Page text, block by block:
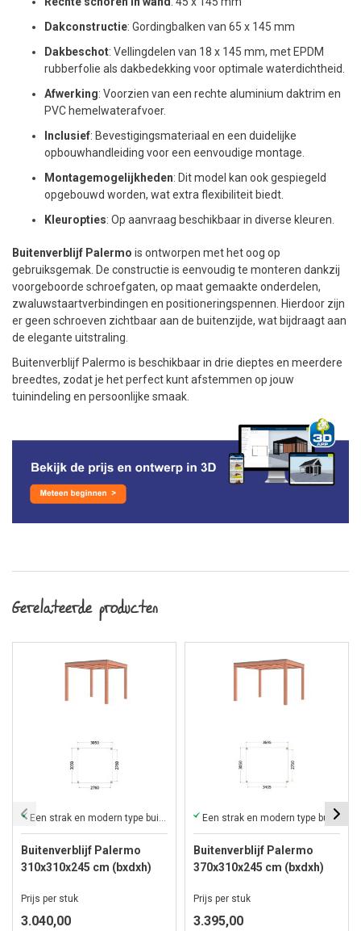
Dakconstructie: Gordingbalken van 65 x 145 mm
Dakbeschot: Vellingdelen van 18 x 145 mm, met EPDM
rubberfolie als dakbedekking voor optimale waterdichtheid.
Afwerking: Voorzien van een rechte aluminium daktrim en
PVC hemelwaterafvoer.
Inclusief: Bevestigingsmateriaal en een duidelijke
opbouwhandleiding voor een eenvoudige montage.
Montagemogelijkheden: Dit model kan ook gespiegeld
opgebouwd worden, wat extra flexibiliteit biedt.
Kleuropties: Op aanvraag beschikbaar in diverse kleuren.
Buitenverblijf Palermo is ontworpen met het oog op
gebruiksgemak. De constructie is eenvoudig te monteren dankzij
voorgeboorde schroefgaten, op maat gemaakte onderdelen,
zwaluwstaartverbindingen en positioneringspennen. Hierdoor zijn
er geen schroeven zichtbaar aan de buitenzijde, wat bijdraagt aan
de elegante uitstraling.
Buitenverblijf Palermo is beschikbaar in drie dieptes en meerdere
breedtes, zodat je het perfect kunt afstemmen op jouw
tuinindeling en persoonlijke smaak.
Gerelateerde producten
Een strak en modern type buitenverblijf met plat dak
Buitenverblijf Palermo
310x310x245 cm (bxdxh)
Prijs per stuk
3.040,00
Een strak en modern type buitenverblijf met plat dak
Buitenverblijf Palermo
370x310x245 cm (bxdxh)
Prijs per stuk
3.395,00